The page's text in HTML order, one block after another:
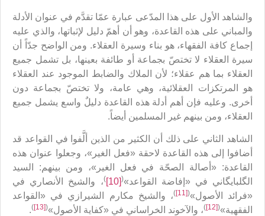
والشاهد الأول على هذا المدّعى عبارة عمّا تقدَّم في عنوان الأدلة
والمباني على هذه القاعدة، وهو أن أهمّ دليل لإثباتها، والذي عليه
إجماع كافة الفقهاء، هو بناء وسيرة العقلاء. ومن الواضح جدّاً أن
سيرة العقلاء لا تختصّ بجماعة أو طائفة بعينها، بل تشمل جميع
العقلاء بما هم عقلاء؛ لأن الملاك والضابط الموجود عند العقلاء
هو المرتكزات العقلائية، وهي عامة، ولا تختصّ بجماعة دون
أخرى. وعليه فإن أهم أدلة هذه القاعدة دليلٌ واسع يشمل جميع
العقلاء، ومن بينهم غير المسلمين أيضاً.
الشاهد الثاني على ذلك أن الكثير من الذين ألَّفوا في القواعد قد
أضافوا إلى هذه القاعدة لاحقة «فعل الغير»، وجعلوا عنوان هذه
القاعدة: «أصالة الصحّة في فعل الغير»، ومن بينهم: السيد
الگلبايگاني في «إفاضة القواعد»(
[10]
)، والشيخ الأنصاري في
«فرائد الأصول»(
[11]
)، والشيخ مكارم الشيرازي في «القواعد
الفقهية»(
[12]
)، والآخوند الخراساني في «كفاية الأصول»(
[13]
)
.